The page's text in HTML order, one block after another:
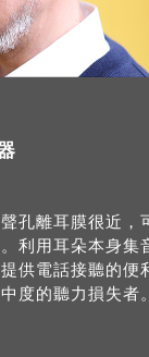
孔離耳膜很近，
利用耳朵本身集
供電話接聽的便
度的聽力損失者。